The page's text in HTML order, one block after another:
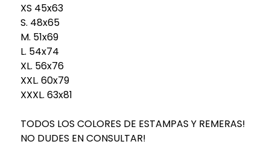
XS 45x63
S. 48x65
M. 51x69
L. 54x74
XL. 56x76
XXL. 60x79
XXXL. 63x81
TODOS LOS COLORES DE ESTAMPAS Y REMERAS!
NO DUDES EN CONSULTAR!